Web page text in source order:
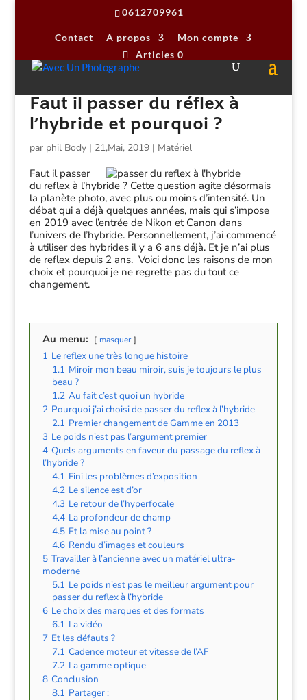
0612709961
Contact A propos
Mon compte
Articles 0
Faut il passer du réflex à
l’hybride et pourquoi ?
par phil Body| 21,Mai, 2019| Matériel
Faut il passer
du reflex à l’hybride ? Cette question agite désormais
la planète photo, avec plus ou moins d’intensité. Un
débat qui a déjà quelques années, mais qui s’impose
en 2019 avec l’entrée de Nikon et Canon dans
l’univers de l’hybride. Personnellement, j’ai commencé
à utiliser des hybrides il y a 6 ans déjà. Et je n’ai plus
de reflex depuis 2 ans. Voici donc les raisons de mon
choix et pourquoi je ne regrette pas du tout ce
changement.
Au menu: masquer
1 Le reflex une très longue histoire
1.1 Miroir mon beau miroir, suis je toujours le plus
beau ?
1.2 Au fait c’est quoi un hybride
2 Pourquoi j’ai choisi de passer du reflex à l’hybride
2.1 Premier changement de Gamme en 2013
3 Le poids n’est pas l’argument premier
4 Quels arguments en faveur du passage du reflex à
l’hybride ?
4.1 Fini les problèmes d’exposition
4.2 Le silence est d’or
4.3 Le retour de l’hyperfocale
4.4 La profondeur de champ
4.5 Et la mise au point ?
4.6 Rendu d’images et couleurs
5 Travailler à l’ancienne avec un matériel ultra-
moderne
5.1 Le poids n’est pas le meilleur argument pour
passer du reflex à l’hybride
6 Le choix des marques et des formats
6.1 La vidéo
7 Et les défauts ?
7.1 Cadence moteur et vitesse de l’AF
7.2 La gamme optique
8 Conclusion
8.1 Partager :